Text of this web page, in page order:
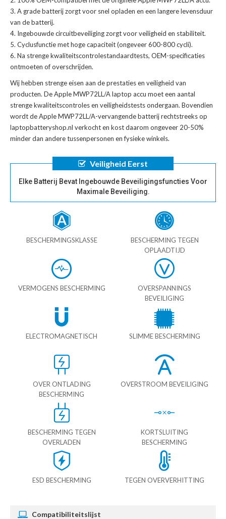
A grade batterij zorgt voor snel opladen en een langere levensduur
van de batterij.
Ingebouwde circuitbeveiliging zorgt voor veiligheid en stabiliteit.
Cyclusfunctie met hoge capaciteit (ongeveer 600-800 cycli).
Na strenge kwaliteitscontrolestandaardtests, OEM-specificaties
ontmoeten of overschrijden.
Wij hebben strenge eisen aan de prestaties en veiligheid van
producten. DeApple MWP72LL/A laptop accu moet een aantal
strenge kwaliteitscontroles en veiligheidstests ondergaan. Bovendien
wordt deApple MWP72LL/A-vervangende batterijrechtstreeks op
laptopbatteryshop.nl verkocht en kost daarom ongeveer 20-50%
minder dan andere tussenpersonen en fysieke winkels.
Veiligheid Eerst
Elke Batterij Bevat Ingebouwde Beveiligingsfuncties Voor
Maximale Beveiliging.
BESCHERMINGSKLASSE
BESCHERMING TEGEN
OPLAADTIJD
VERMOGENS BESCHERMING
OVERSPANNINGS
BEVEILIGING
ELECTROMAGNETISCH SLIMME BESCHERMING
OVER ONTLADING
BESCHERMING
OVERSTROOM BEVEILIGING
BESCHERMING TEGEN
OVERLADEN
KORTSLUITING
BESCHERMING
ESD BESCHERMING TEGEN OVERVERHITTING
Compatibiliteitslijst